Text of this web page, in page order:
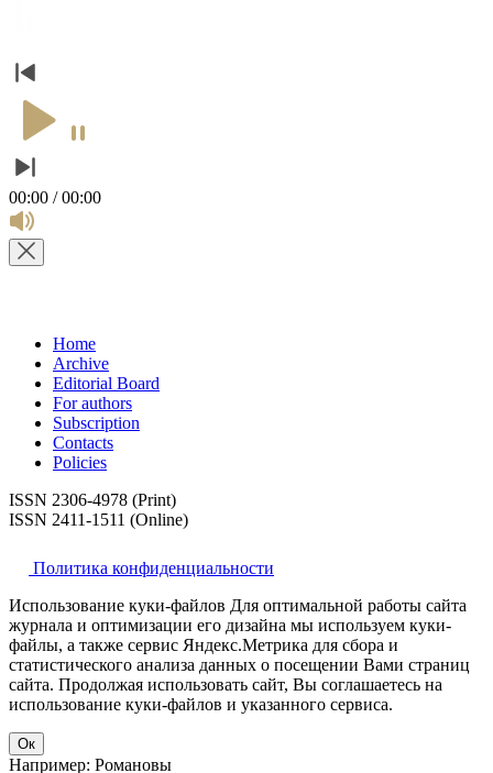
00:00 / 00:00
Home
Archive
Editorial Board
For authors
Subscription
Contacts
Policies
ISSN 2306-4978 (Print)
ISSN 2411-1511 (Online)
Политика конфиденциальности
Использование куки-файлов Для оптимальной работы сайта
журнала и оптимизации его дизайна мы используем куки-
файлы, а также сервис Яндекс.Метрика для сбора и
статистического анализа данных о посещении Вами страниц
сайта. Продолжая использовать сайт, Вы соглашаетесь на
использование куки-файлов и указанного сервиса.
Ок
Например: Романовы